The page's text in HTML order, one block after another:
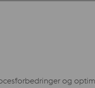
øget produktivitet
Uddeholm Caldie
og